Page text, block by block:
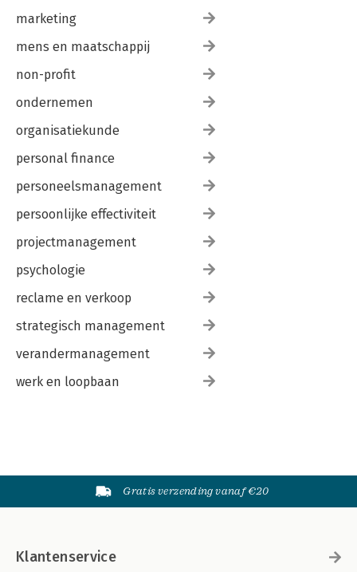
marketing
mens en maatschappij
non-profit
ondernemen
organisatiekunde
personal finance
personeelsmanagement
persoonlijke effectiviteit
projectmanagement
psychologie
reclame en verkoop
strategisch management
verandermanagement
werk en loopbaan
Gratis verzending vanaf €20
Klantenservice